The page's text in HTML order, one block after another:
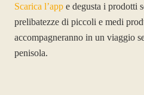
Scarica l’app e degusta i prodotti
prelibatezze di piccoli e medi
accompagneranno in un viaggio
penisola.